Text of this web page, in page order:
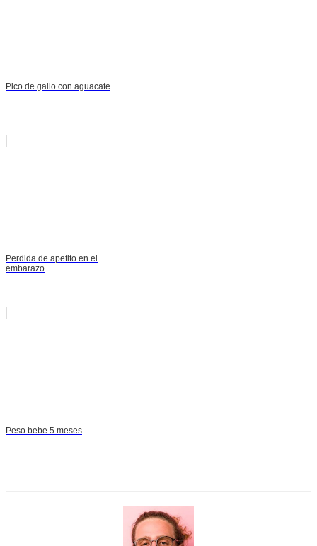
Pico de gallo con aguacate
Perdida de apetito en el
embarazo
Peso bebe 5 meses